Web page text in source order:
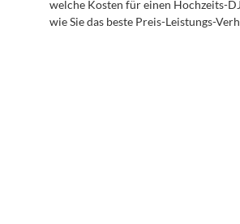
welche Kosten für einen Hochzeits-
wie Sie das beste Preis-Leistungs-